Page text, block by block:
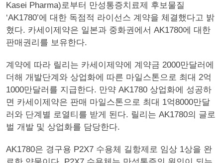
Kasei Pharma)로부터 만성통증치료제 후보물질
‘AK1780’에 대한 독점적 라이선스 계약을 체결했다고 밝
혔다. 카세이제약은 일본과 중화권에서 AK1780에 대한
판매권리를 보유한다.
계약에 따라 릴리는 카세이제약에 계약금 2000만달러에
더해 개발단계와 상업화에 따른 마일스톤으로 최대 2억
1000만달러를 지급한다. 만약 AK1780 상업화에 성공하
면 카세이제약은 판매 마일스톤으로 최대 1억8000만달
러와 단계별 로열티를 받게 된다. 릴리는 AK1780의 글로
벌 개발 및 상업화를 담당한다.
AK1780은 경구용 P2X7 수용체 길항제로 임상 1상을 완